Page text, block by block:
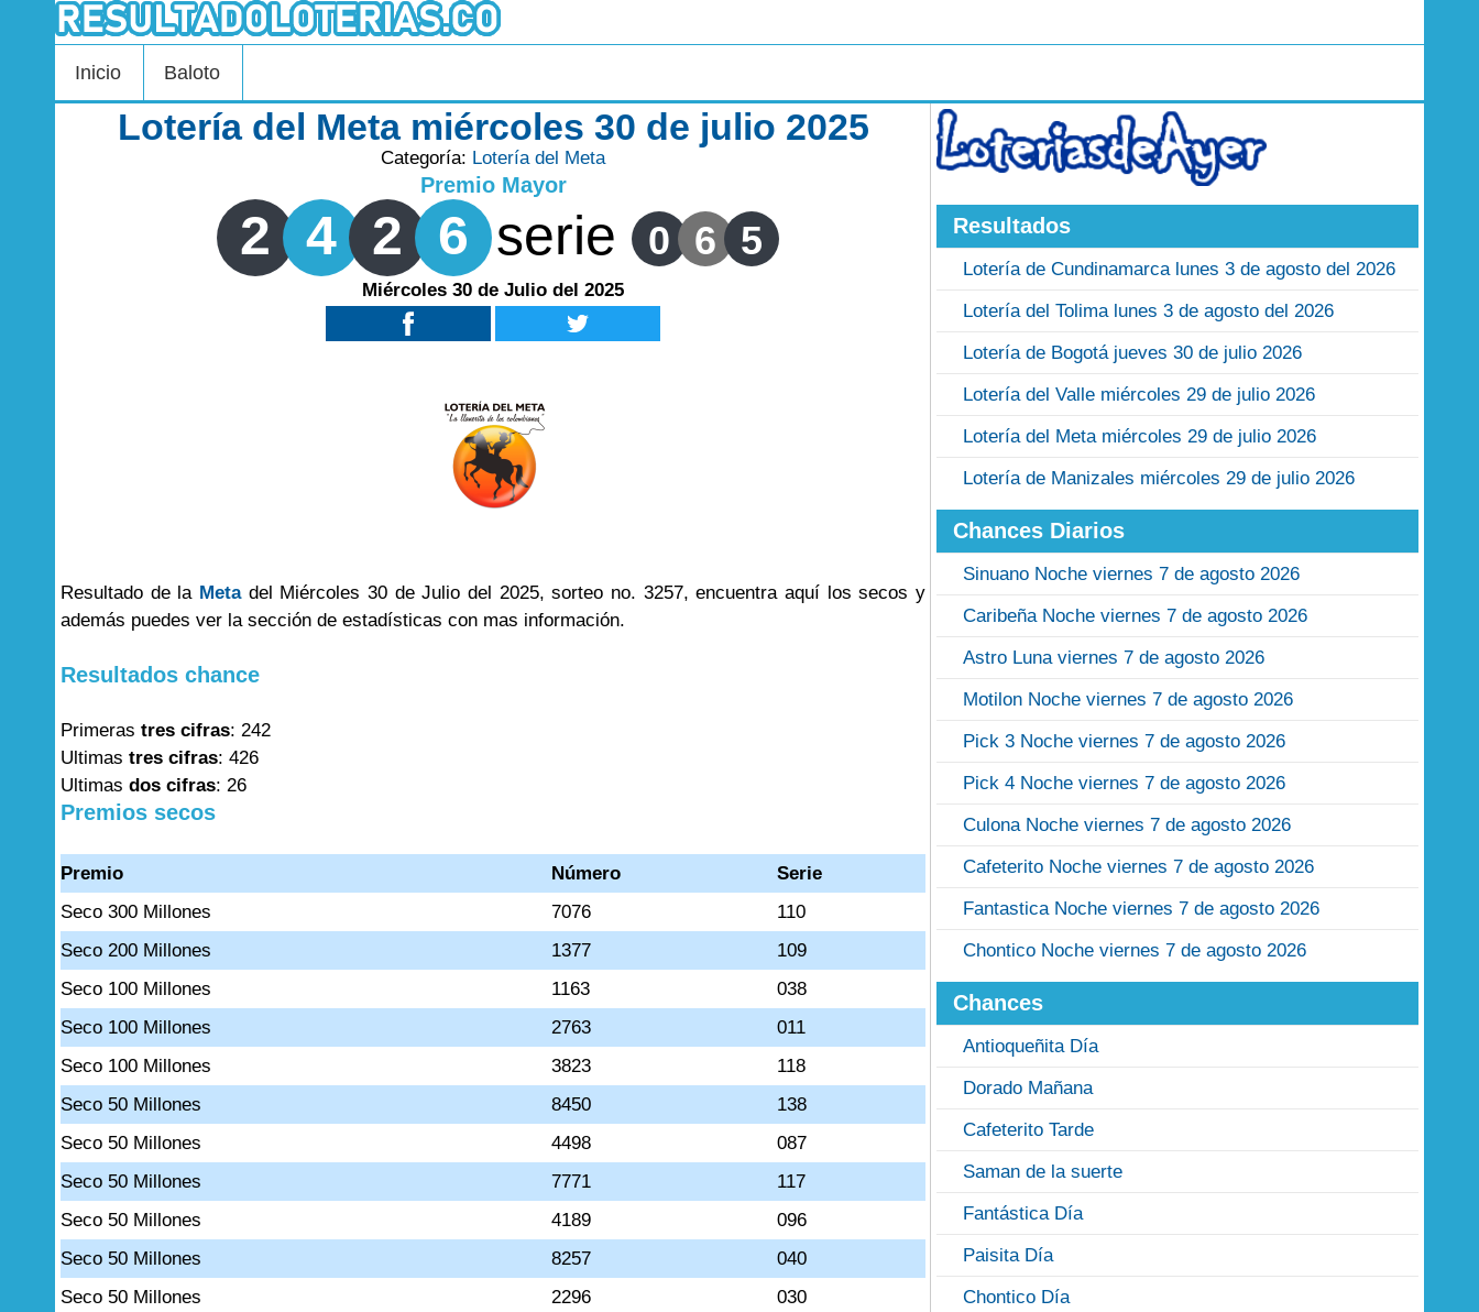
Inicio Baloto
Lotería del Meta miércoles 30 de julio 2025
Categoría: Lotería del Meta
Premio Mayor
2 4 2 6 serie 0 6 5
Miércoles 30 de Julio del 2025
Resultado de la Metadel Miércoles 30 de Julio del 2025, sorteo no. 3257, encuentra aquí los secos y
además puedes ver la sección de estadísticas con mas información.
Resultados chance
Primeras tres cifras: 242
Ultimas tres cifras: 426
Ultimas dos cifras: 26
Premios secos
Premio Número
Serie
Seco 300 Millones
7076
110
Seco 200 Millones
1377
109
Seco 100 Millones
1163
038
Seco 100 Millones
2763
011
Seco 100 Millones
3823
118
Seco 50 Millones
8450
138
Seco 50 Millones
4498
087
Seco 50 Millones
7771
117
Seco 50 Millones
4189
096
Seco 50 Millones
8257
040
Seco 50 Millones
2296
030
Resultados
Lotería de Cundinamarca lunes 3 de agosto del 2026
Lotería del Tolima lunes 3 de agosto del 2026
Lotería de Bogotá jueves 30 de julio 2026
Lotería del Valle miércoles 29 de julio 2026
Lotería del Meta miércoles 29 de julio 2026
Lotería de Manizales miércoles 29 de julio 2026
Chances Diarios
Sinuano Noche viernes 7 de agosto 2026
Caribeña Noche viernes 7 de agosto 2026
Astro Luna viernes 7 de agosto 2026
Motilon Noche viernes 7 de agosto 2026
Pick 3 Noche viernes 7 de agosto 2026
Pick 4 Noche viernes 7 de agosto 2026
Culona Noche viernes 7 de agosto 2026
Cafeterito Noche viernes 7 de agosto 2026
Fantastica Noche viernes 7 de agosto 2026
Chontico Noche viernes 7 de agosto 2026
Chances
Antioqueñita Día
Dorado Mañana
Cafeterito Tarde
Saman de la suerte
Fantástica Día
Paisita Día
Chontico Día